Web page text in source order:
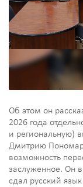
Об этом он
2026 года
и региональную)
Дмитрию
возможность
заслуженное. Он
сдал русский